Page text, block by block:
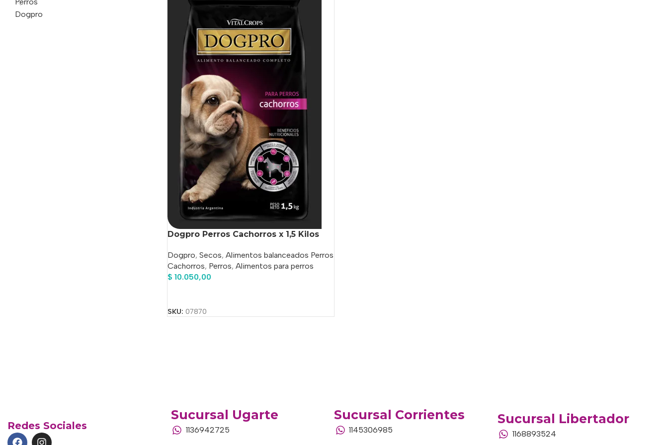
Dogpro
Dogpro Perros Cachorros x 1,5 Kilos
Dogpro, Secos, Alimentos balanceados Perros
Cachorros, Perros, Alimentos para perros
$ 10.050,00
SKU: 07870
Redes Sociales
Sucursal Ugarte
1136942725
Sucursal Corrientes
1145306985
Sucursal Libertador
1168893524